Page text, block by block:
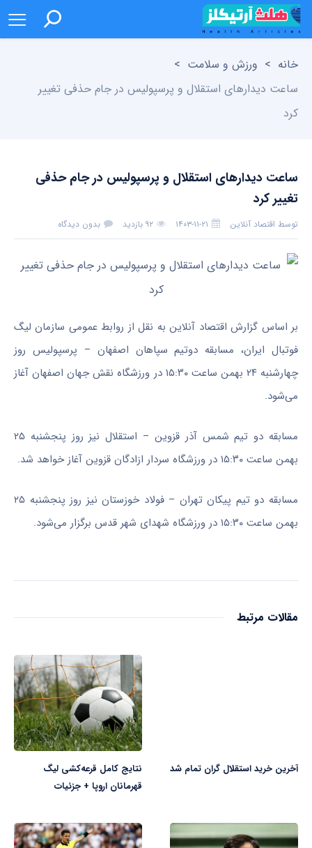
خانه > ورزش و سلامت >
ساعت دیدار‌های استقلال و پرسپولیس در جام حذفی تغییر
کرد
ساعت دیدار‌های استقلال و پرسپولیس در جام حذفی
تغییر کرد
توسط اقتصاد آنلاین ۱۴۰۳-۱۱-۲۱ ۹۲ بازدید بدون دیدگاه
بر اساس گزارش اقتصاد آنلاین به نقل از روابط عمومی سازمان لیگ
فوتبال ایران، مسابقه دوتیم سپاهان اصفهان – پرسپولیس روز
چهارشنبه ۲۴ بهمن ساعت ۱۵:۳۰ در ورزشگاه نقش جهان اصفهان آغاز
می‌شود.
مسابقه دو تیم شمس آذر قزوین – استقلال نیز روز پنجشنبه ۲۵
بهمن ساعت ۱۵:۳۰ در ورزشگاه سردار ازادگان قزوین آغاز خواهد شد.
مسابقه دو تیم پیکان تهران – فولاد خوزستان نیز روز پنجشنبه ۲۵
بهمن ساعت ۱۵:۳۰ در ورزشگاه شهدای شهر قدس برگزار می‌شود.
مقالات مرتبط
آخرین خرید استقلال گران تمام شد
نتایج کامل قرعه‌کشی لیگ
قهرمانان اروپا + جزئیات